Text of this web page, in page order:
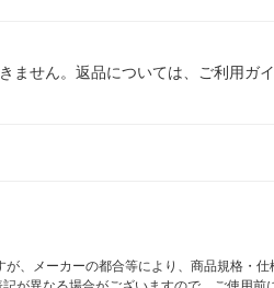
ません。返品については、ご利用ガ
、メーカーの都合等により、商品規格・